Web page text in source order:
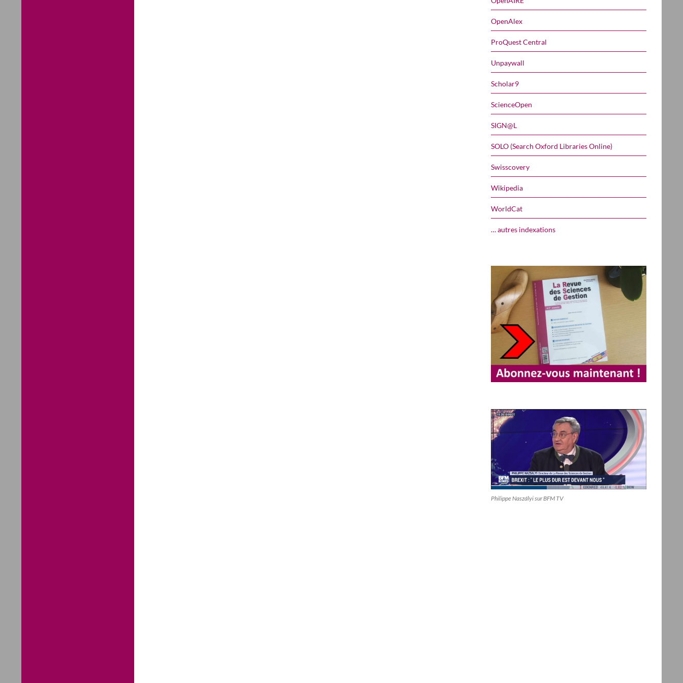
OpenAlex
ProQuest Central
Unpaywall
Scholar9
ScienceOpen
SIGN@L
SOLO (Search Oxford Libraries Online)
Swisscovery
Wikipedia
WorldCat
… autres indexations
Philippe Naszályi sur BFM TV